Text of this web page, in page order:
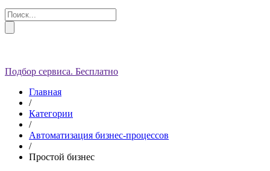
Подбор сервиса. Бесплатно
Главная
/
Категории
/
Автоматизация бизнес-процессов
/
Простой бизнес